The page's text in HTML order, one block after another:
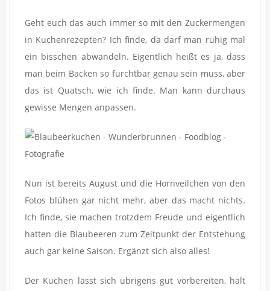
Geht euch das auch immer so mit den Zuckermengen
in Kuchenrezepten? Ich finde, da darf man ruhig mal
ein bisschen abwandeln. Eigentlich heißt es ja, dass
man beim Backen so furchtbar genau sein muss, aber
das ist Quatsch, wie ich finde. Man kann durchaus
gewisse Mengen anpassen.
Nun ist bereits August und die Hornveilchen von den
Fotos blühen gar nicht mehr, aber das macht nichts.
Ich finde, sie machen trotzdem Freude und eigentlich
hatten die Blaubeeren zum Zeitpunkt der Entstehung
auch gar keine Saison. Ergänzt sich also alles!
Der Kuchen lässt sich übrigens gut vorbereiten, hält